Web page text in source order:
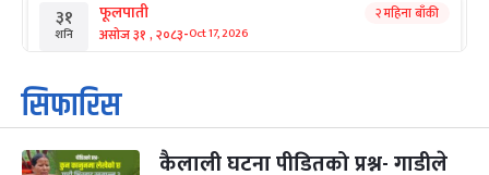
३१
शनि
फूलपाती
असोज ३१ , २०८३-Oct 17, 2026
२ महिना बाँकी
१
आइत
कार्तिक सङ्क्रान्ति
कार्तिक १, २०८३
महानवमी २ महिना बाँकी
सिफारिस
कैलाली घटना पीडितको प्रश्न- गाडीले